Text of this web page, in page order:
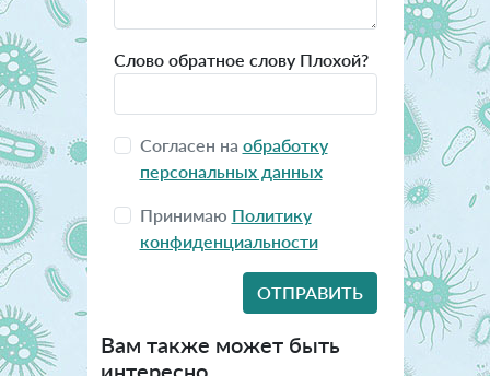
Слово обратное слову Плохой?
Согласен на обработку
персональных данных
Принимаю Политику
конфиденциальности
Вам также может быть
интересно